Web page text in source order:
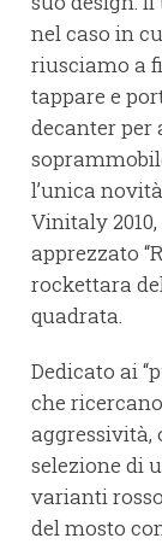
nel caso in
riusciamo a
tappare e
decanter per
l’unica
Vinitaly
apprezzato
rockettara
quadrata.
Dedicato ai
che
aggressività,
selezione di
varianti
del mosto